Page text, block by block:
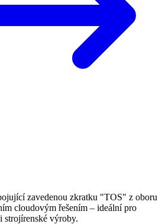
zavedenou zkratku "TOS" z oboru
cloudovým řešením – ideální pro
výroby.